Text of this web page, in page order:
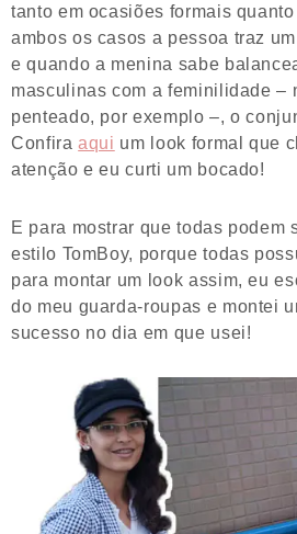
tanto em ocasiões formais
ambos os casos a pessoa traz
e quando a menina sabe
masculinas com a feminilidade –
penteado, por exemplo –, o
Confiraaqui um look formal que
atenção e eu curti um bocado!
E para mostrar que todas podem
estilo TomBoy, porque todas
para montar um look assim, eu
do meu guarda-roupas e montei
sucesso no dia em que usei!